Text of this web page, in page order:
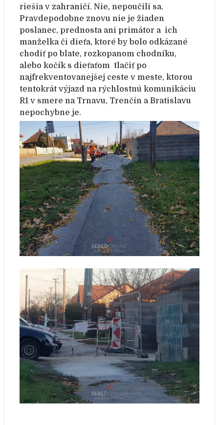
riešia v zahraničí. Nie, nepoučili sa.
Pravdepodobne znovu nie je žiaden
poslanec, prednosta ani primátor a ich
manželka či dieťa, ktoré by bolo odkázané
chodiť po blate, rozkopanom chodníku,
alebo kočík s dieťaťom tlačiť po
najfrekventovanejšej ceste v meste, ktorou
tentokrát výjazd na rýchlostnú komunikáciu
R1 v smere na Trnavu, Trenčín a Bratislavu
nepochybne je.